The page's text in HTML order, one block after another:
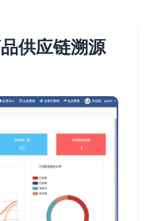
供应链溯源